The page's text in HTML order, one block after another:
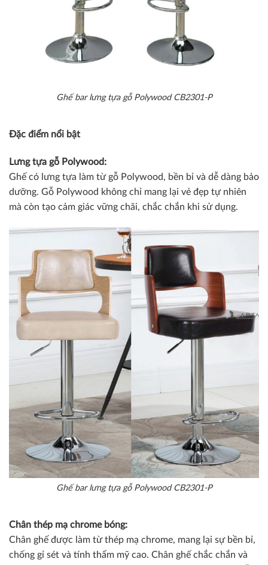
Ghế bar lưng tựa gỗ Polywood CB2301-P
Đặc điểm nổi bật
Lưng tựa gỗ Polywood:
Ghế có lưng tựa làm từ gỗ Polywood, bền bỉ và dễ dàng bảo
dưỡng. Gỗ Polywood không chỉ mang lại vẻ đẹp tự nhiên
mà còn tạo cảm giác vững chãi, chắc chắn khi sử dụng.
Ghế bar lưng tựa gỗ Polywood CB2301-P
Chân thép mạ chrome bóng:
Chân ghế được làm từ thép mạ chrome, mang lại sự bền bỉ,
chống gỉ sét và tính thẩm mỹ cao. Chân ghế chắc chắn và